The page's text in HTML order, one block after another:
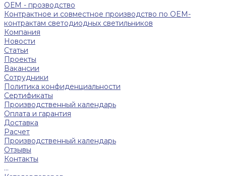
ОЕМ - прозводство
Контрактное и совместное производство по OEM-
контрактам светодиодных светильников
Компания
Новости
Статьи
Проекты
Вакансии
Сотрудники
Политика конфиденциальности
Сертификаты
Производственный календарь
Оплата и гарантия
Доставка
Расчет
Производственный календарь
Отзывы
Контакты
...